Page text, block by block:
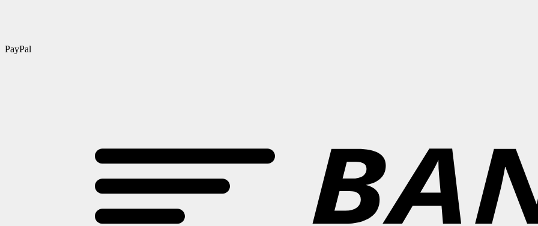
PayPal